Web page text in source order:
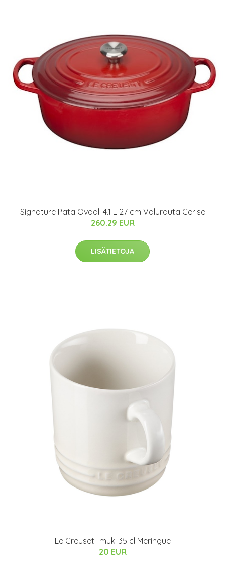
Signature Pata Ovaali 4.1 L 27 cm Valurauta Cerise
260.29 EUR
LISÄTIETOJA
Le Creuset -muki 35 cl Meringue
20 EUR